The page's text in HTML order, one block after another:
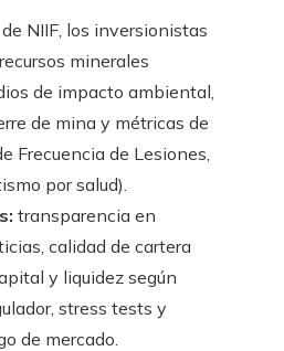
NIIF, los inversionistas
minerales
de impacto ambiental,
de mina y métricas de
Frecuencia de Lesiones,
por salud).
transparencia en
calidad de cartera
y liquidez según
stress tests y
de mercado.